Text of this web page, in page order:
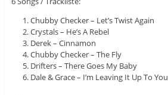
Chubby Checker – Let’s Twist Again
Crystals – He’s A Rebel
Derek – Cinnamon
Chubby Checker – The Fly
Drifters – There Goes My Baby
Dale & Grace – I’m Leaving It Up To You